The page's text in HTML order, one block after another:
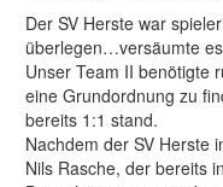
Der SV Herste war
überlegen…versäumte
Unser Team II benötigte
eine Grundordnung zu
bereits 1:1 stand.
Nachdem der SV Herste
Nils Rasche, der bereits